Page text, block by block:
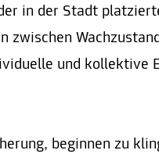
in der Stadt
und kollektive
beginnen zu